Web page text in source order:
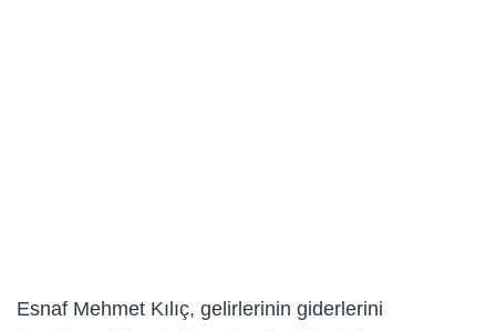
Esnaf Mehmet Kılıç, gelirlerinin giderlerini